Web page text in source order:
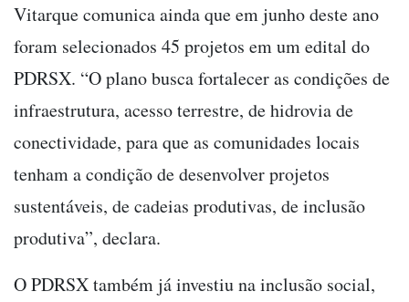
Vitarque comunica ainda que em junho deste ano
foram selecionados 45 projetos em um edital do
PDRSX. “O plano busca fortalecer as condições de
infraestrutura, acesso terrestre, de hidrovia de
conectividade, para que as comunidades locais
tenham a condição de desenvolver projetos
sustentáveis, de cadeias produtivas, de inclusão
produtiva”, declara.
O PDRSX também já investiu na inclusão social,